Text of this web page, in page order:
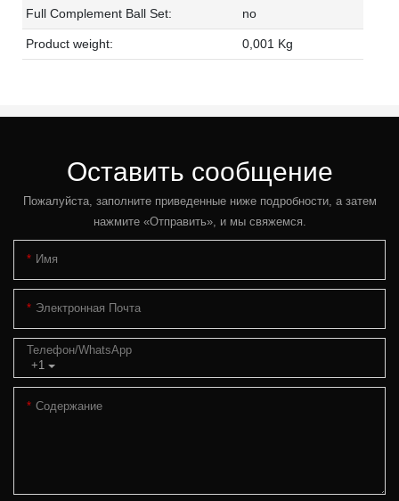
Full Complement Ball Set: no
Product weight: 0,001 Kg
Оставить сообщение
Пожалуйста, заполните приведенные ниже подробности, а затем
нажмите «Отправить», и мы свяжемся.
Имя
Электронная Почта
+1
Телефон/WhatsApp
Содержание